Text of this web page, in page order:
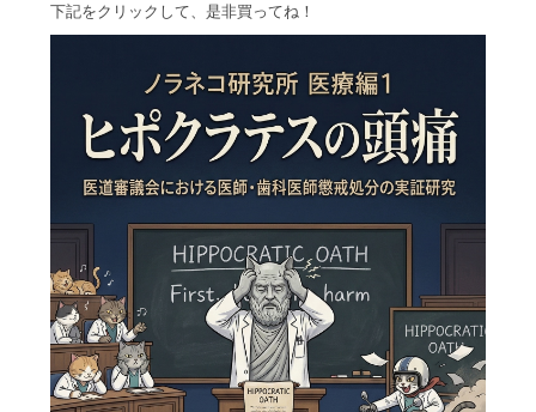
下記をクリックして、是非買ってね！